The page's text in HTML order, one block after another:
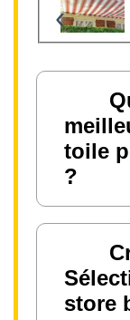
‹
toile
?
store